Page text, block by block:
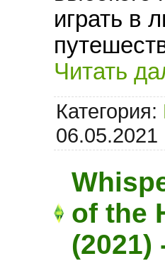
играть в
Читать
Категория:
06.05.2021
of the
(2021)